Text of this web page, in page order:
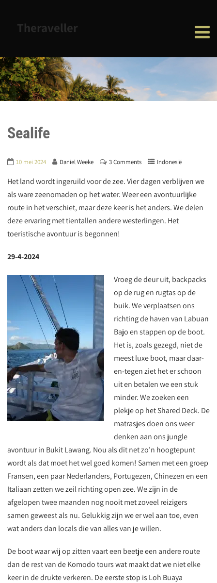
Theraveller
Sealife
10 mei 2024 Daniel Weeke 3 Comments Indonesië
Het land wordt ingeruild voor de zee. Vier dagen verblijven we
als ware zeenomaden op het water. Weer een avontuurlijke
route in het verschiet, maar deze keer is het anders. We delen
deze ervaring met tientallen andere westerlingen. Het
toeristische avontuur is begonnen!
29-4-2024
Vroeg de deur uit, backpacks
op de rug en rugtas op de
buik. We verplaatsen ons
richting de haven van Labuan
Bajo en stappen op de boot.
Het is, zoals gezegd, niet de
meest luxe boot, maar daar-
en-tegen ziet het er schoon
uit en betalen we een stuk
minder. We zoeken een
plekje op het Shared Deck. De
matrasjes doen ons weer
denken aan ons jungle
avontuur in Bukit Lawang. Nou als dit net zo’n hoogtepunt
wordt als dat moet het wel goed komen! Samen met een groep
Fransen, een paar Nederlanders, Portugezen, Chinezen en een
Italiaan zetten we zeil richting open zee. We zijn in de
afgelopen twee maanden nog nooit met zoveel reizigers
samen geweest als nu. Gelukkig zijn we er wel aan toe, even
wat anders dan locals die van alles van je willen.
De boot waar wij op zitten vaart een beetje een andere route
dan de rest van de Komodo tours wat maakt dat we niet elke
keer in de drukte verkeren. De eerste stop is Loh Buaya